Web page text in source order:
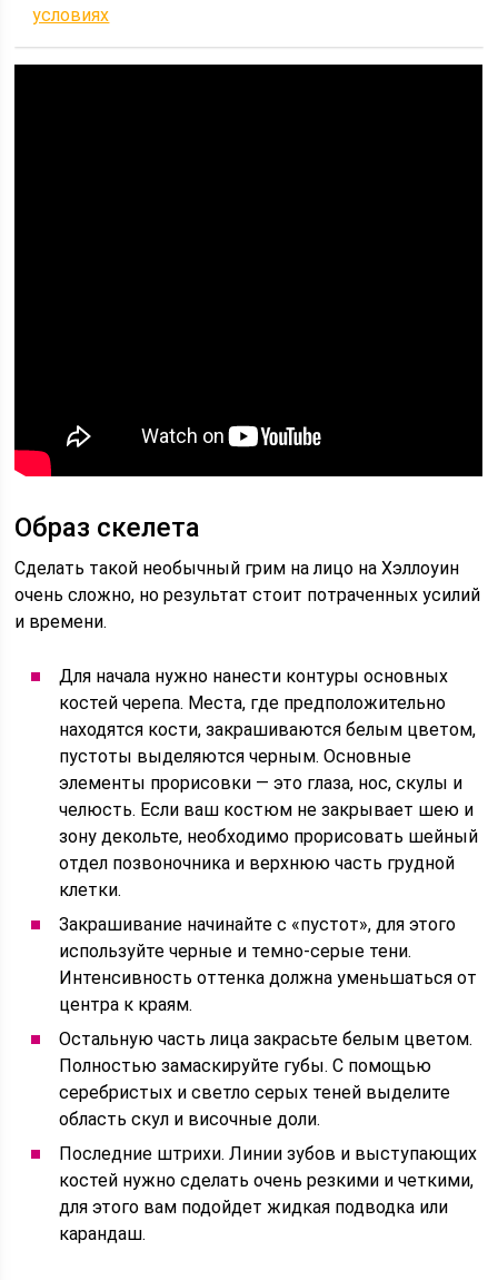
условиях
Образ скелета
Сделать такой необычный грим на лицо на Хэллоуин
очень сложно, но результат стоит потраченных усилий
и времени.
Для начала нужно нанести контуры основных
костей черепа. Места, где предположительно
находятся кости, закрашиваются белым цветом,
пустоты выделяются черным. Основные
элементы прорисовки — это глаза, нос, скулы и
челюсть. Если ваш костюм не закрывает шею и
зону декольте, необходимо прорисовать шейный
отдел позвоночника и верхнюю часть грудной
клетки.
Закрашивание начинайте с «пустот», для этого
используйте черные и темно-серые тени.
Интенсивность оттенка должна уменьшаться от
центра к краям.
Остальную часть лица закрасьте белым цветом.
Полностью замаскируйте губы. С помощью
серебристых и светло серых теней выделите
область скул и височные доли.
Последние штрихи. Линии зубов и выступающих
костей нужно сделать очень резкими и четкими,
для этого вам подойдет жидкая подводка или
карандаш.